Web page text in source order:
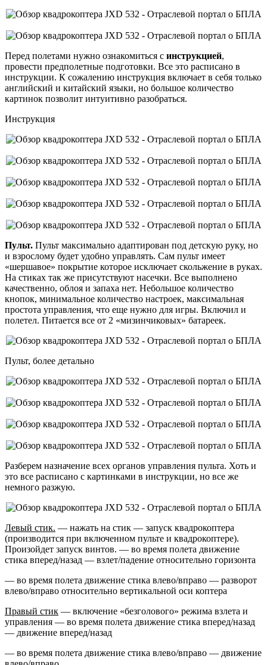
Перед полетами нужно ознакомиться с инструкцией,
провести предполетные подготовки. Все это расписано в
инструкции. К сожалению инструкция включает в себя только
английский и китайский языки, но большое количество
картинок позволит интуитивно разобраться.
Инструкция
Пульт. Пульт максимально адаптирован под детскую руку, но
и взрослому будет удобно управлять. Сам пульт имеет
«шершавое» покрытие которое исключает скольжение в руках.
На стиках так же присутствуют насечки. Все выполнено
качественно, облоя и запаха нет. Небольшое количество
кнопок, минимальное количество настроек, максимальная
простота управления, что еще нужно для игры. Включил и
полетел. Питается все от 2 «мизинчиковых» батареек.
Пульт, более детально
Разберем назначение всех органов управления пульта. Хоть и
это все расписано с картинками в инструкции, но все же
немного разжую.
Левый стик. — нажать на стик — запуск квадрокоптера
(производится при включенном пульте и квадрокоптере).
Произойдет запуск винтов. — во время полета движение
стика вперед/назад — взлет/падение относительно горизонта
— во время полета движение стика влево/вправо — разворот
влево/вправо относительно вертикальной оси коптера
Правый стик — включение «безголового» режима взлета и
управления — во время полета движение стика вперед/назад
— движение вперед/назад
— во время полета движение стика влево/вправо — движение